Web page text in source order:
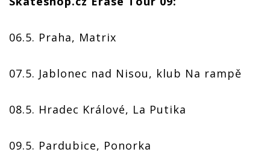
06.5. Praha, Matrix
07.5. Jablonec nad Nisou, klub Na rampě
08.5. Hradec Králové, La Putika
09.5. Pardubice, Ponorka